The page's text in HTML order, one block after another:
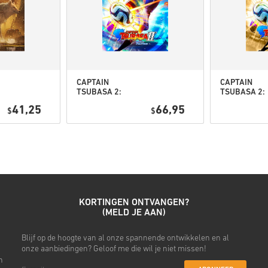
Bekijk de snelle gids
• Kies je product
• Vul je e-mailadres in
• Kies je gewenste
Daarna ontvang je een e-
$41,25
CAPTAIN
TSUBASA 2:
(STEAM) EU
$66,95
CAPTAIN
TSUBASA 2:
Deluxe
KORTINGEN ONTVANGEN?
(MELD JE AAN)
Blijf op de hoogte van al onze spannende ontwikkelen en al
onze aanbiedingen? Geloof me die wil je niet missen!